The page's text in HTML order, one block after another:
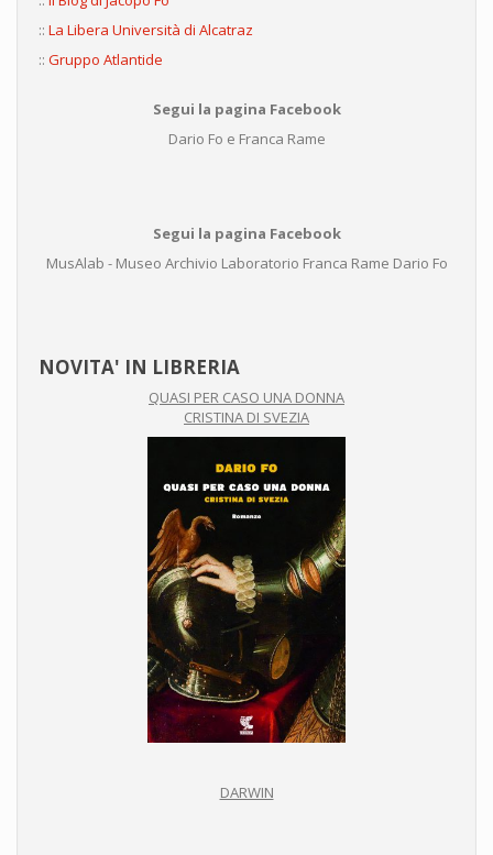
:: La Libera Università di Alcatraz
:: Gruppo Atlantide
Segui la pagina Facebook
Dario Fo e Franca Rame
Segui la pagina Facebook
MusAlab - Museo Archivio Laboratorio Franca Rame Dario Fo
NOVITA' IN LIBRERIA
QUASI PER CASO UNA DONNA
CRISTINA DI SVEZIA
DARWIN